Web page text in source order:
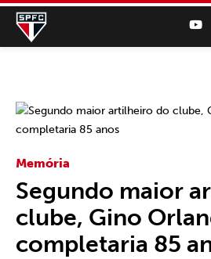
Memória
Segundo maior
clube, Gino
completaria 85